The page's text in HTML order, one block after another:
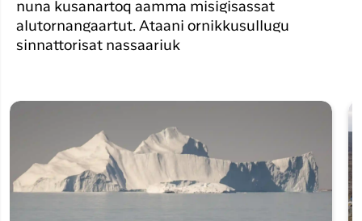
nuna kusanartoq aamma misigisassat
alutornangaartut. Ataani ornikkusullugu
sinnattorisat nassaariuk